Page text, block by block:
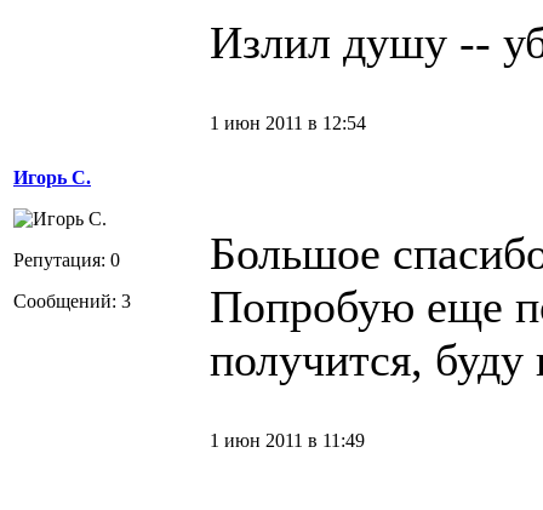
Излил душу --
Игорь С.
Репутация: 0
Сообщений: 3
1 июн 2011 в 12:54
Большое
Попробую еще
получится, буду
1 июн 2011 в 11:49